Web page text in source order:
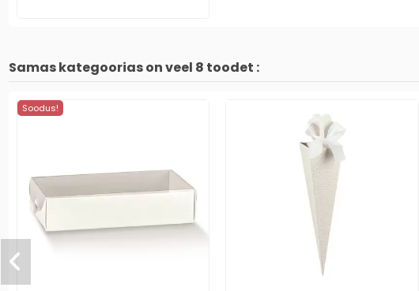
Samas kategoorias on veel 8 toodet :
Soodus!